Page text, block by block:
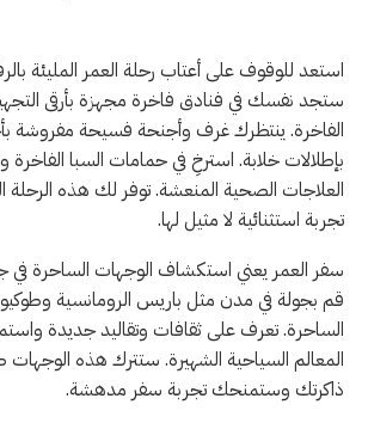
استعد للوقوف على أعتاب رحلة العمر المليئة
ستجد نفسك في فنادق فاخرة مجهزة بأرقى
الفاخرة. ينتظرك غرف وأجنحة فسيحة مفروشة
بإطلالات خلابة. استرخِ في حمامات السبا الفاخرة
العلاجات الصحية المنعشة. توفر لك هذه الرحلة
تجربة استثنائية لا مثيل لها.
سفر العمر يعني استكشاف الوجهات الساحرة في
قم بجولة في مدن مثل باريس الرومانسية
الساحرة. تعرف على ثقافات وتقاليد جديدة
المعالم السياحية الشهيرة. ستترك هذه الوجهات
ذاكرتك وستمنحك تجربة سفر مدهشة.